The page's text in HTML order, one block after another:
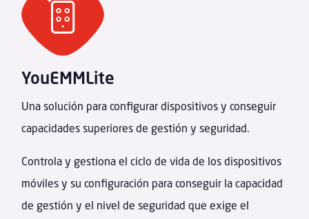
YouEMMLite
Una solución para configurar dispositivos y conseguir
capacidades superiores de gestión y seguridad.
Controla y gestiona el ciclo de vida de los dispositivos
móviles y su configuración para conseguir la capacidad
de gestión y el nivel de seguridad que exige el